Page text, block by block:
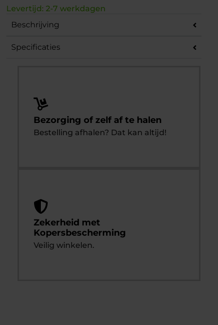
Levertijd: 2-7 werkdagen
Beschrijving
Specificaties
Bezorging of zelf af te halen
Bestelling afhalen? Dat kan altijd!
Zekerheid met
Kopersbescherming
Veilig winkelen.